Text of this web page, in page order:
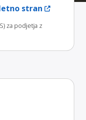
stran
za podjetja z